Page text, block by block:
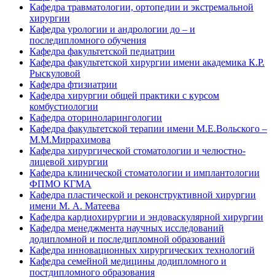
Кафедра травматологии, ортопедии и экстремальной
хирургии
Кафедра урологии и андрологии до – и
последипломного обучения
Кафедра факультетской педиатрии
Кафедра факультетской хирургии имени академика К.Р.
Рыскуловой
Кафедра фтизиатрии
Кафедра хирургии общей практики с курсом
комбустиологии
Кафедра оториноларингологии
Кафедра факультетской терапии имени М.Е.Вольского –
М.М.Миррахимова
Кафедра хирургической стоматологии и челюстно-
лицевой хирургии
Кафедра клинической стоматологии и имплантологии
ФПМО КГМА
Кафедра пластической и реконструктивной хирургии
имени М. А. Матеева
Кафедра кардиохирургии и эндоваскулярной хирургии
Кафедра менеджмента научных исследований
додипломной и последипломной образований
Кафедра инновационных хирургических технологий
Кафедра семейной медицины додипломного и
постдипломного образования